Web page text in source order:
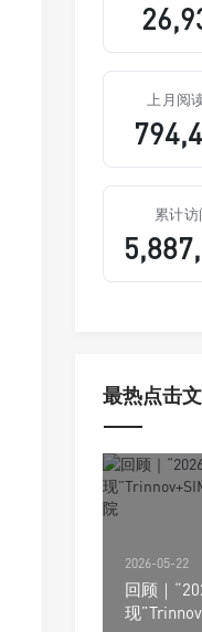
上月阅
累计访
最热点击
2026-05-22
回顾｜
现